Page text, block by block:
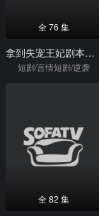
全 76 集
拿到失宠王妃剧本后我逆袭了
短剧/言情短剧/逆袭
全 82 集